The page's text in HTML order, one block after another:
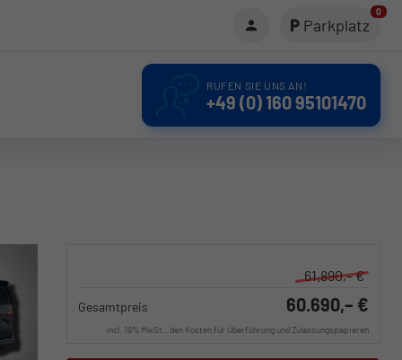
Parkplatz
0
RUFEN SIE UNS AN!
+49 (0) 160 95101470
61.890,– €
Gesamtpreis 60.690,– €
incl. 19% MwSt., den Kosten für Überführung und Zulassungspapieren